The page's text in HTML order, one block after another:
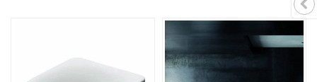
В КОРЗИНУ